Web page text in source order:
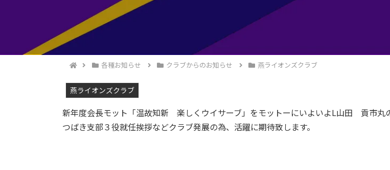
各種お知らせ クラブからのお知らせ 燕ライオンズクラブ
燕ライオンズクラブ
新年度会長モット「温故知新 楽しくウイサーブ」をモットーにいよいよL山田 貢市丸
つばき支部３役就任挨拶などクラブ発展の為、活躍に期待致します。